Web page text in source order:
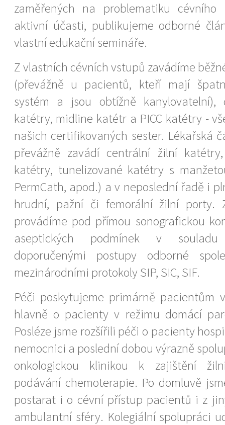
zaměřených na problematiku cévního
aktivní účasti, publikujeme odborné
vlastní edukační semináře.
Z vlastních cévních vstupů zavádíme
(převážně u pacientů, kteří mají
systém a jsou obtížně kanylovatelní),
katétry, midline katétr a PICC katétry -
našich certifikovaných sester. Lékařská
převážně zavádí centrální žilní
katétry, tunelizované katétry s
PermCath, apod.) a v neposlední řadě i
hrudní, pažní či femorální žilní porty.
provádíme pod přímou sonografickou
aseptických podmínek v
doporučenými postupy odborné
mezinárodními protokoly SIP, SIC, SIF.
Péči poskytujeme primárně pacientům
hlavně o pacienty v režimu domácí
Posléze jsme rozšířili péči o pacienty
nemocnici a poslední dobou výrazně
onkologickou klinikou k zajištění
podávání chemoterapie. Po domluvě
postarat i o cévní přístup pacientů i z
ambulantní sféry. Kolegiální spolupráci